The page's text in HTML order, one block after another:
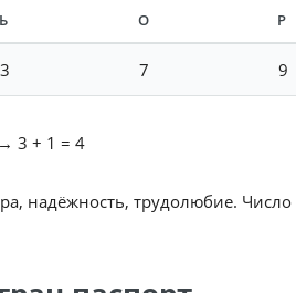
Ь О Р
3 7 9
→ 3 + 1 = 4
надёжность, трудолюбие.